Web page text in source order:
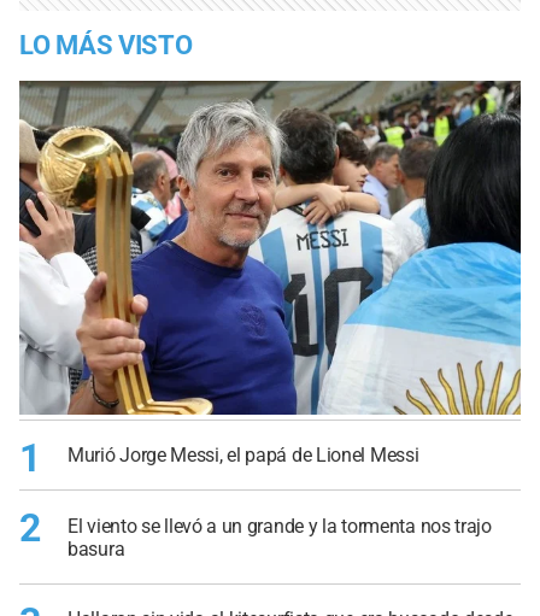
LO MÁS VISTO
1 Murió Jorge Messi, el papá de Lionel Messi
2
El viento se llevó a un grande y la tormenta nos trajo
basura